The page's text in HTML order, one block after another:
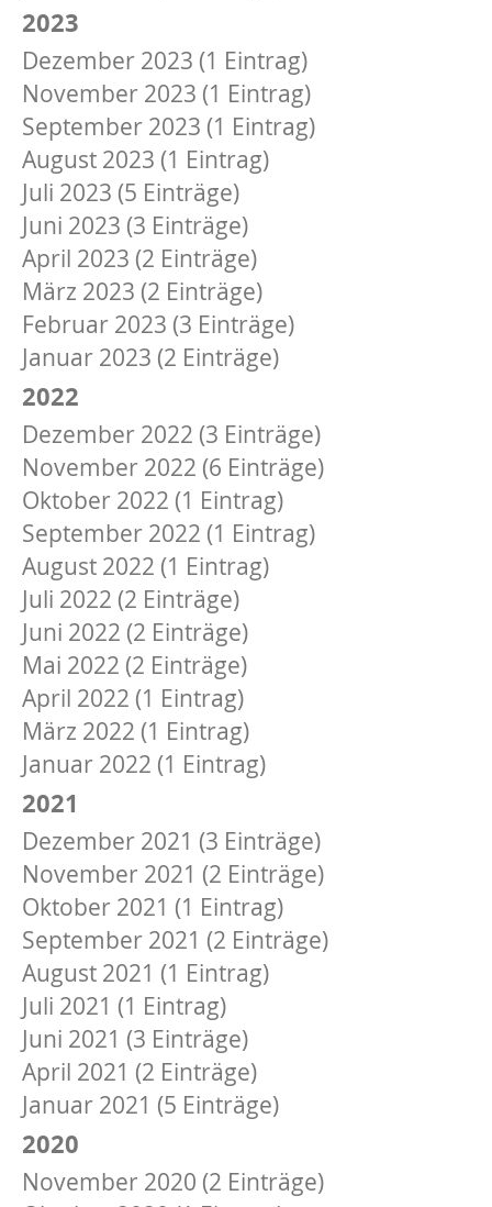
2023
Dezember 2023 (1 Eintrag)
November 2023 (1 Eintrag)
September 2023 (1 Eintrag)
August 2023 (1 Eintrag)
Juli 2023 (5 Einträge)
Juni 2023 (3 Einträge)
April 2023 (2 Einträge)
März 2023 (2 Einträge)
Februar 2023 (3 Einträge)
Januar 2023 (2 Einträge)
2022
Dezember 2022 (3 Einträge)
November 2022 (6 Einträge)
Oktober 2022 (1 Eintrag)
September 2022 (1 Eintrag)
August 2022 (1 Eintrag)
Juli 2022 (2 Einträge)
Juni 2022 (2 Einträge)
Mai 2022 (2 Einträge)
April 2022 (1 Eintrag)
März 2022 (1 Eintrag)
Januar 2022 (1 Eintrag)
2021
Dezember 2021 (3 Einträge)
November 2021 (2 Einträge)
Oktober 2021 (1 Eintrag)
September 2021 (2 Einträge)
August 2021 (1 Eintrag)
Juli 2021 (1 Eintrag)
Juni 2021 (3 Einträge)
April 2021 (2 Einträge)
Januar 2021 (5 Einträge)
2020
November 2020 (2 Einträge)